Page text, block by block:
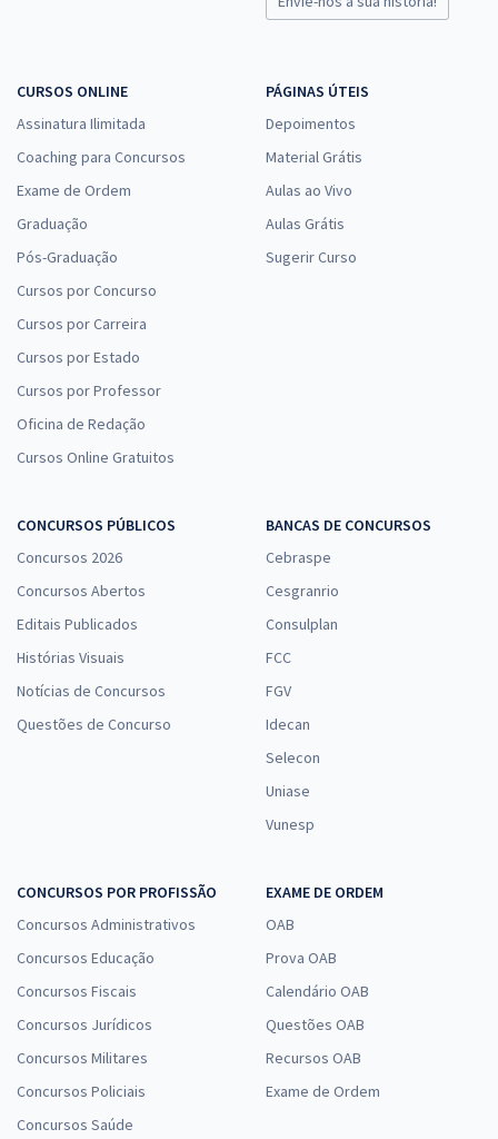
CURSOS ONLINE
Assinatura Ilimitada
Coaching para Concursos
Exame de Ordem
Graduação
Pós-Graduação
Cursos por Concurso
Cursos por Carreira
Cursos por Estado
Cursos por Professor
Oficina de Redação
Cursos Online Gratuitos
PÁGINAS ÚTEIS
Depoimentos
Material Grátis
Aulas ao Vivo
Aulas Grátis
Sugerir Curso
CONCURSOS PÚBLICOS
Concursos 2026
Concursos Abertos
Editais Publicados
Histórias Visuais
Notícias de Concursos
Questões de Concurso
BANCAS DE CONCURSOS
Cebraspe
Cesgranrio
Consulplan
FCC
FGV
Idecan
Selecon
Uniase
Vunesp
CONCURSOS POR PROFISSÃO
Concursos Administrativos
Concursos Educação
Concursos Fiscais
Concursos Jurídicos
Concursos Militares
Concursos Policiais
Concursos Saúde
EXAME DE ORDEM
OAB
Prova OAB
Calendário OAB
Questões OAB
Recursos OAB
Exame de Ordem